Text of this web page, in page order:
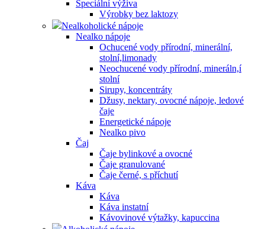
Speciální výživa
Výrobky bez laktozy
Nealkoholické nápoje
Nealko nápoje
Ochucené vody přírodní, minerální,
stolní,limonady
Neochucené vody přírodní, mineráln,í
stolní
Sirupy, koncentráty
Džusy, nektary, ovocné nápoje, ledové
čaje
Energetické nápoje
Nealko pivo
Čaj
Čaje bylinkové a ovocné
Čaje granulované
Čaje černé, s příchutí
Káva
Káva
Káva instatní
Kávovinové výtažky, kapuccina